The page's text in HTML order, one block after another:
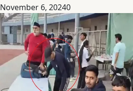
November 6, 20240